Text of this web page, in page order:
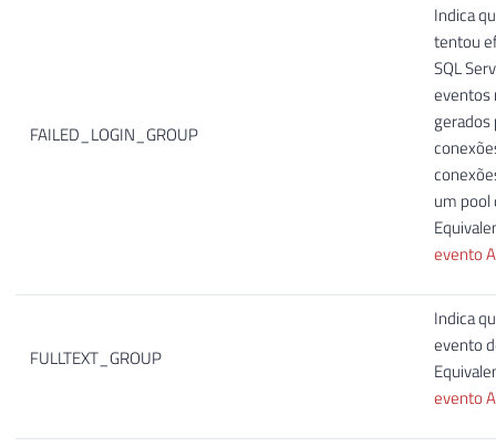
FAILED_LOGIN_GROUP
Indica
tentou
SQL
eventos
gerados
um pool
evento
FULLTEXT_GROUP
Indica
evento
evento